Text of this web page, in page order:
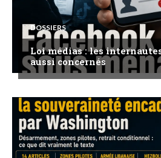
DOSSIERS
Loi médias : les
aussi concernés